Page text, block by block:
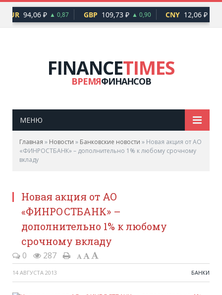
EUR 94,06 ₽ ▲ 0,87 GBP 109,73 ₽ ▲ 0,90 CNY 12,06 ₽ ▲
FINANCETIMES
ВРЕМЯФИНАНСОВ
МЕНЮ
Главная » Новости » Банковские новости » Новая акция от АО
«ФИНРОСТБАНК» – дополнительно 1% к любому срочному
вкладу
Новая акция от АО
«ФИНРОСТБАНК» –
дополнительно 1% к любому
срочному вкладу
0 287
14 АВГУСТА 2013 БАНКИ